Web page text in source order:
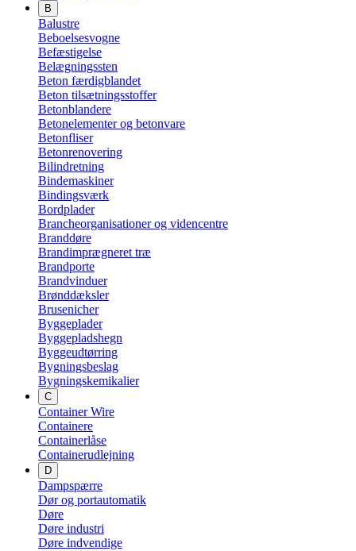
B
Balustre
Beboelsesvogne
Befæstigelse
Belægningssten
Beton færdigblandet
Beton tilsætningsstoffer
Betonblandere
Betonelementer og betonvare
Betonfliser
Betonrenovering
Bilindretning
Bindemaskiner
Bindingsværk
Bordplader
Brancheorganisationer og videncentre
Branddøre
Brandimprægneret træ
Brandporte
Brandvinduer
Brønddæksler
Brusenicher
Byggeplader
Byggepladshegn
Byggeudtørring
Bygningsbeslag
Bygningskemikalier
C
Container Wire
Containere
Containerlåse
Containerudlejning
D
Dampspærre
Dør og portautomatik
Døre
Døre industri
Døre indvendige